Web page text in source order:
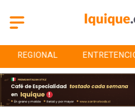
ENTRETENCIÓN DEPORTES